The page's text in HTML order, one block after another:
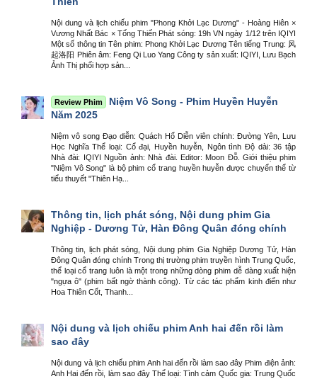
Nội dung và lịch chiếu phim "Phong Khởi Lạc Dương" - Hoàng Hiên ×
Vương Nhất Bác × Tống Thiến Phát sóng: 19h VN ngày 1/12 trên IQIYI
Một số thông tin Tên phim: Phong Khởi Lạc Dương Tên tiếng Trung: 风
起洛阳 Phiên âm: Feng Qi Luo Yang Công ty sản xuất: IQIYI, Lưu Bạch
Ảnh Thị phối hợp sản...
Review Phim
Niệm Vô Song - Phim Huyền Huyễn
Năm 2025
Niệm vô song Đạo diễn: Quách Hổ Diễn viên chính: Đường Yên, Lưu
Học Nghĩa Thể loại: Cổ đại, Huyền huyễn, Ngôn tình Độ dài: 36 tập
Nhà đài: IQIYI Nguồn ảnh: Nhà đài. Editor: Moon Đỗ. Giới thiệu phim
"Niệm Vô Song" là bộ phim cổ trang huyền huyễn được chuyển thể từ
tiểu thuyết "Thiên Hạ...
Thông tin, lịch phát sóng, Nội dung phim Gia
Nghiệp - Dương Tử, Hàn Đông Quân đóng chính
Thông tin, lịch phát sóng, Nội dung phim Gia Nghiệp Dương Tử, Hàn
Đông Quân đóng chính Trong thị trường phim truyền hình Trung Quốc,
thể loại cổ trang luôn là một trong những dòng phim dễ dàng xuất hiện
"ngựa ô" (phim bất ngờ thành công). Từ các tác phẩm kinh điển như
Hoa Thiên Cốt, Thanh...
Nội dung và lịch chiếu phim Anh hai đến rồi làm
sao đây
Nội dung và lịch chiếu phim Anh hai đến rồi làm sao đây Phim điện ảnh:
Anh Hai đến rồi, làm sao đây Thể loại: Tình cảm Quốc gia: Trung Quốc